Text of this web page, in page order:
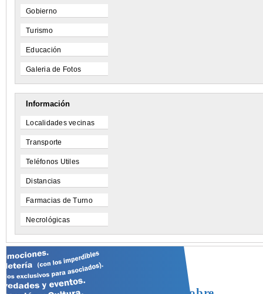
Gobierno
Turismo
Educación
Galeria de Fotos
Información
Localidades vecinas
Transporte
Teléfonos Utiles
Distancias
Farmacias de Turno
Necrológicas